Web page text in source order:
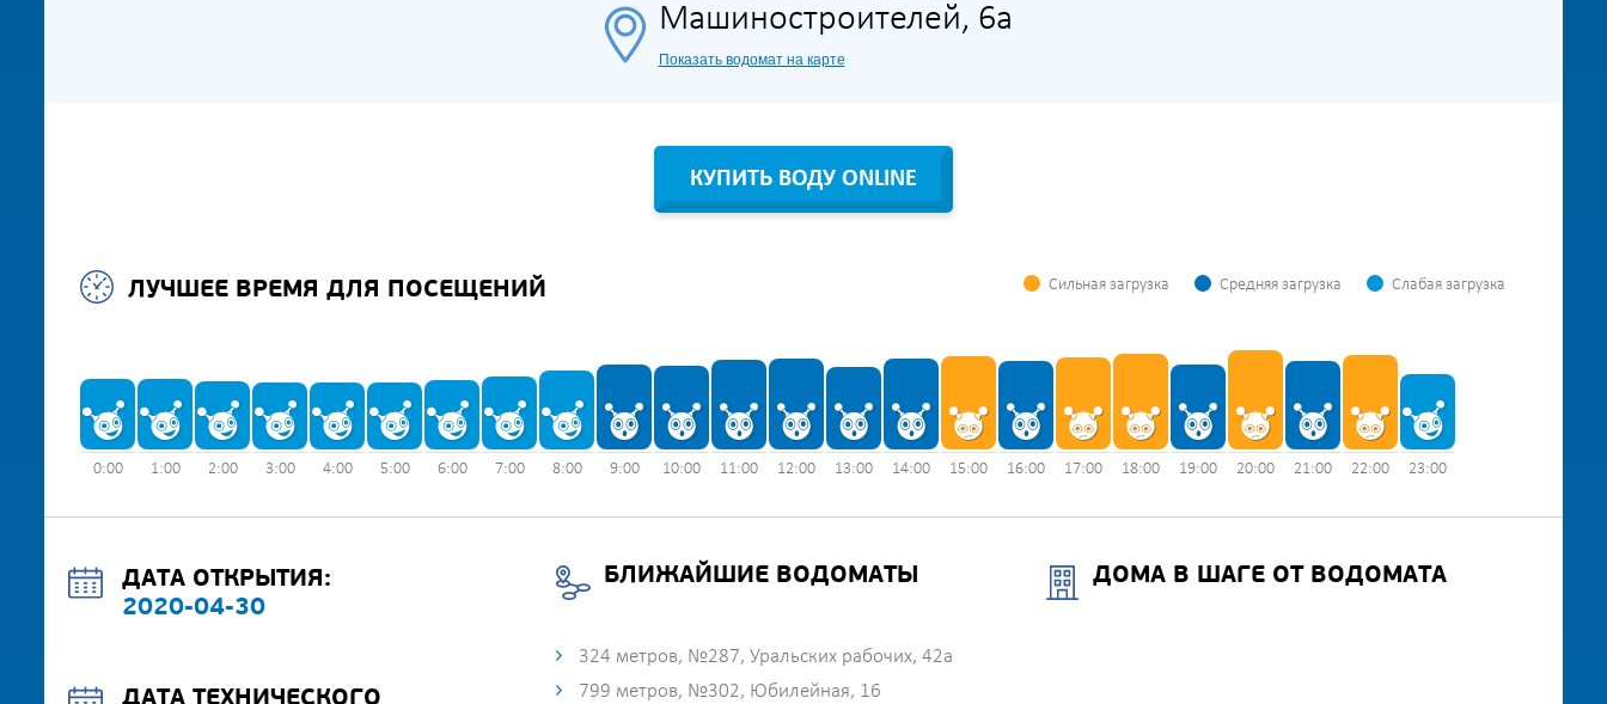
Машиностроителей, 6а
Показать водомат на карте
КУПИТЬ ВОДУ ONLINE
ЛУЧШЕЕ ВРЕМЯ ДЛЯ ПОСЕЩЕНИЙ Сильная загрузка Средняя загрузка Слабая загрузка
0:00 1:00 2:00 3:00 4:00 5:00 6:00 7:00 8:00 9:00 10:00 11:00 12:00 13:00 14:00 15:00 16:00 17:00 18:00 19:00 20:00 21:00 22:00 23:00
ДАТА ОТКРЫТИЯ:
2020-04-30
ДАТА ТЕХНИЧЕСКОГО
БЛИЖАЙШИЕ ВОДОМАТЫ
324 метров, №287, Уральских рабочих, 42а
799 метров, №302, Юбилейная, 16
ДОМА В ШАГЕ ОТ ВОДОМАТА